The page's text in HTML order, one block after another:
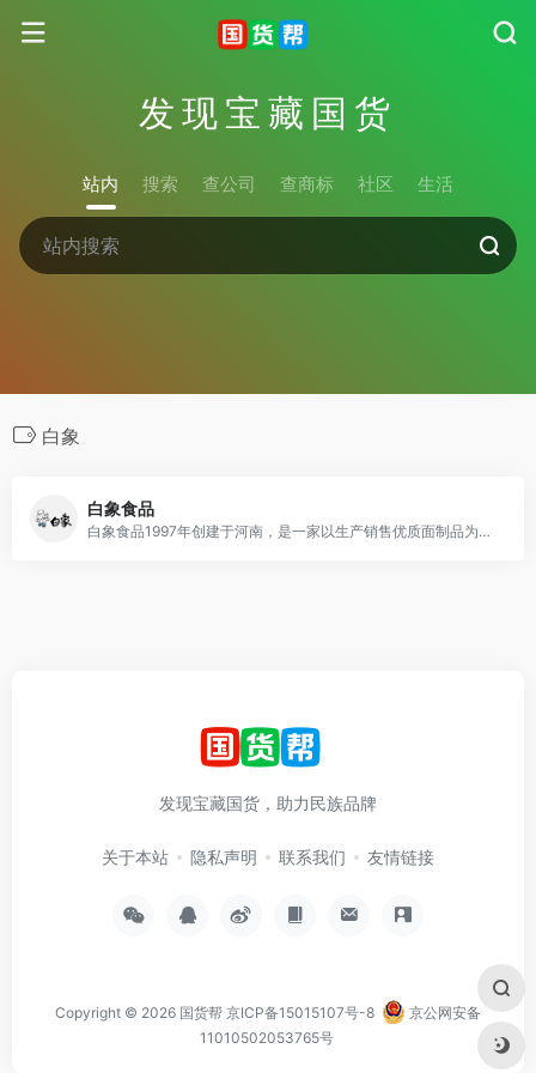
发现宝藏国货
站内 搜索 查公司 查商标 社区 生活
白象
白象食品
白象食品1997年创建于河南，是一家以生产销售优质面制品为主、以提升人民美好生活为宗旨的综合性食品企业，公司三分之一员工是残疾人感动无数网友，被赞“国货之光”。
发现宝藏国货，助力民族品牌
关于本站 隐私声明 联系我们 友情链接
Copyright © 2026 国货帮 京ICP备15015107号-8
京公网安备
11010502053765号